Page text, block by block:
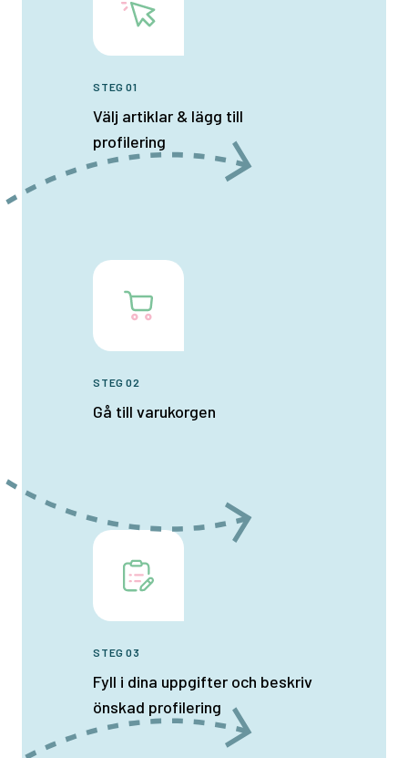
STEG 01
Välj artiklar & lägg till
profilering
STEG 02
Gå till varukorgen
STEG 03
Fyll i dina uppgifter och beskriv
önskad profilering